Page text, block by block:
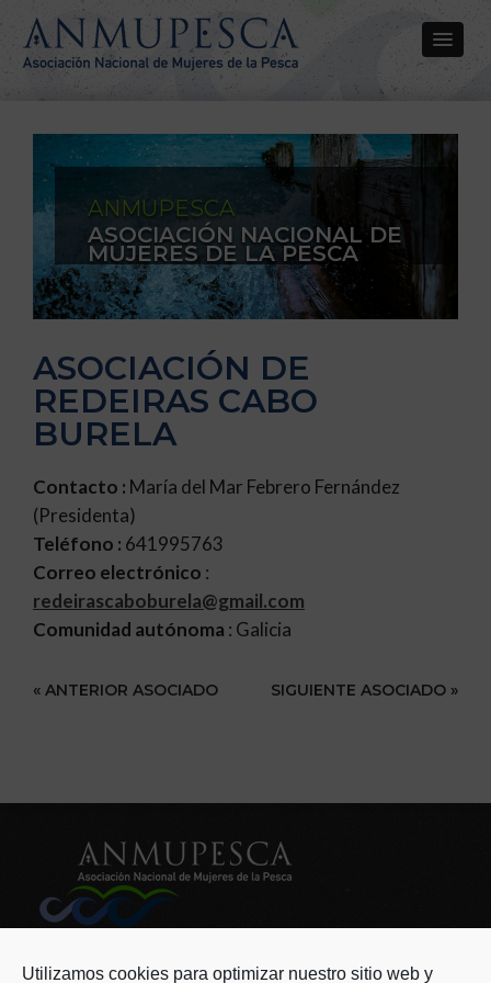
ANMUPESCA
ASOCIACIÓN NACIONAL DE
MUJERES DE LA PESCA
ASOCIACIÓN DE
REDEIRAS CABO
BURELA
Contacto : María del Mar Febrero Fernández
(Presidenta)
Teléfono : 641995763
Correo electrónico :
redeirascaboburela@gmail.com
Comunidad autónoma : Galicia
« ANTERIOR ASOCIADO SIGUIENTE ASOCIADO »
info@anmupesca.org
Utilizamos cookies para optimizar nuestro sitio web y